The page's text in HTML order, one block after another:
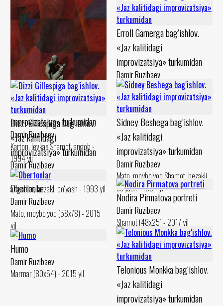
Billi Holidayga bag‘ishlov.
«Jaz kalitidagi
improvizatsiya» turkumidan
Damir Ruzibaev
Mato, moybo‘yoq Shamot, angob -
1999 yil
Erroll Garnerga bag‘ishlov.
«Jaz kalitidagi
improvizatsiya» turkumidan
Damir Ruzibaev
Mato, moybo‘yoq Shamot, angob -
1994 yil
Jerri Malliganga bag‘ishlov.
«Jaz kalitidagi
improvizatsiya» turkumidan
Damir Ruzibaev
Karton, levkas Shamot, angob -
1994 yil
Sidney Beshega bag‘ishlov.
«Jaz kalitidagi
improvizatsiya» turkumidan
Damir Ruzibaev
Mato, moybo‘yoq Shamot, bezakli
bo‘yash - 1994 yil
Dizzi Gillespiga bag‘ishlov.
«Jaz kalitidagi
improvizatsiya» turkumidan
Damir Ruzibaev
Mato, moybo‘yoq Shamot,
angoblar, bezakli bo‘yash - 1993 yil
Obertonlar
Damir Ruzibaev
Mato, moybo‘yoq (58x78) - 2015
yil
Nodira Pirmatova portreti
Damir Ruzibaev
Shamot (48x25) - 2017 yil
Telonious Monkka bag‘ishlov.
«Jaz kalitidagi
improvizatsiya» turkumidan
Humo
Damir Ruzibaev
Marmar (80x54) - 2015 yil